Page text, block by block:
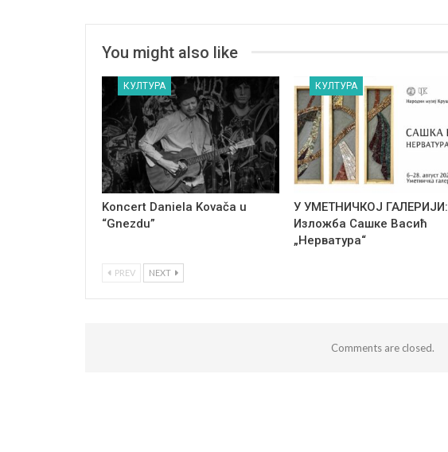
You might also like
КУЛТУРА
Koncert Daniela Kovača u
“Gnezdu”
КУЛТУРА
У УМЕТНИЧКОЈ ГАЛЕРИЈИ:
Изложба Сашке Васић
„Нерватура“
PREV NEXT
Comments are closed.